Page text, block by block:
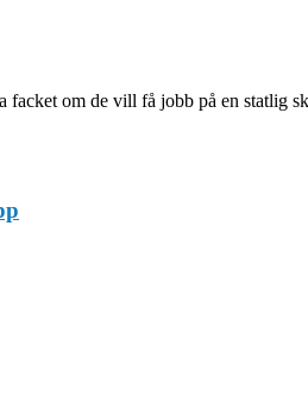
om de vill få jobb på en statlig